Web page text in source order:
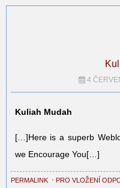
4
Kuliah Mudah
[…]Here is a superb
we Encourage You[…]
PERMALINK ⋅ PRO VLOŽENÍ